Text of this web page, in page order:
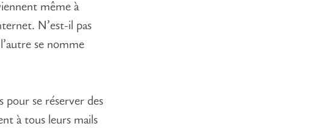
même à
N’est-il pas
se nomme
pour se réserver des
à tous leurs mails